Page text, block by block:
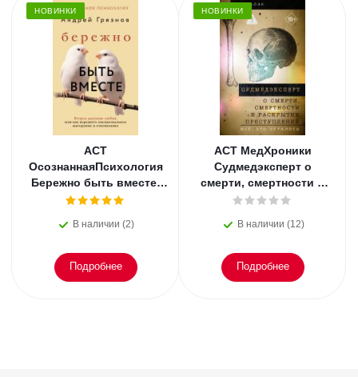
НОВИНКИ
АСТ
ОсознаннаяПсихология
Бережно быть вместе.
Второе дыхание любви,
эмоциональное
В наличии (2)
Подробнее
НОВИНКИ
АСТ МедХроники
Судмедэксперт о
смерти, смертности и
раскрытии
осталось. Блэк
В наличии (12)
Подробнее